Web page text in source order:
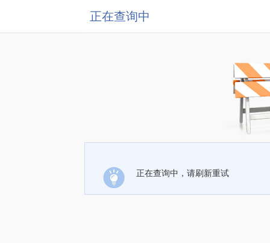
正在查询中
正在查询中，请刷新重试